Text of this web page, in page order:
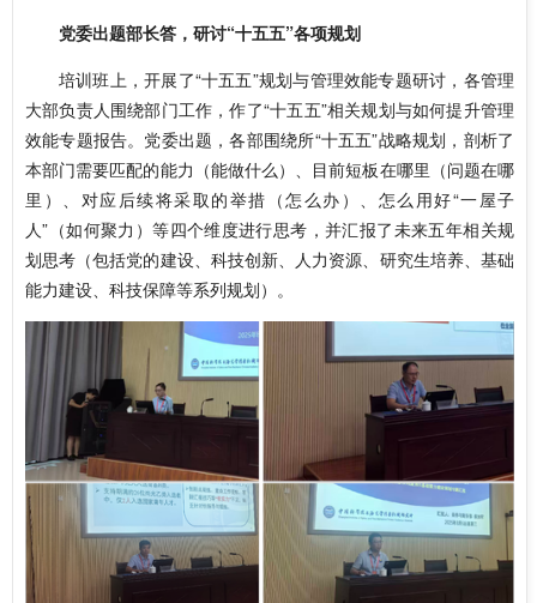
党委出题部长答，研讨“十五五”各项规划
培训班上，开展了“十五五”规划与管理效能专题研讨，各管理
大部负责人围绕部门工作，作了“十五五”相关规划与如何提升管理
效能专题报告。党委出题，各部围绕所“十五五”战略规划，剖析了
本部门需要匹配的能力（能做什么）、目前短板在哪里（问题在哪
里）、对应后续将采取的举措（怎么办）、怎么用好“一屋子
人”（如何聚力）等四个维度进行思考，并汇报了未来五年相关规
划思考（包括党的建设、科技创新、人力资源、研究生培养、基础
能力建设、科技保障等系列规划）。